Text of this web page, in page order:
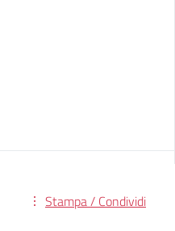
Stampa / Condividi